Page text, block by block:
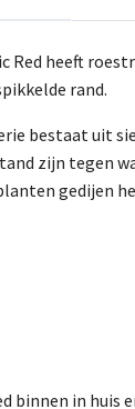
Red heeft
rand.
bestaat uit
zijn tegen
gedijen
binnen in huis